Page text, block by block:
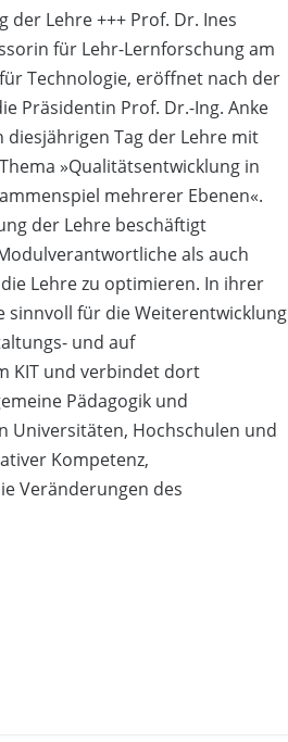
der Lehre +++ Prof. Dr. Ines
für Lehr-Lernforschung am
Technologie, eröffnet nach der
Präsidentin Prof. Dr.-Ing. Anke
diesjährigen Tag der Lehre mit
»Qualitätsentwicklung in
mehrerer Ebenen«.
der Lehre beschäftigt
als auch
Lehre zu optimieren. In ihrer
sinnvoll für die Weiterentwicklung
und auf
KIT und verbindet dort
Pädagogik und
Universitäten, Hochschulen und
Kompetenz,
Veränderungen des